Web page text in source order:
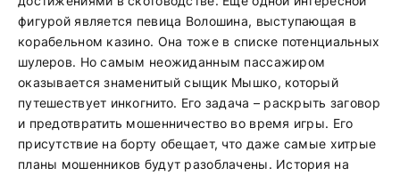
фигурой является певица Волошина, выступающая в
корабельном казино. Она тоже в списке потенциальных
шулеров. Но самым неожиданным пассажиром
оказывается знаменитый сыщик Мышко, который
путешествует инкогнито. Его задача – раскрыть заговор
и предотвратить мошенничество во время игры. Его
присутствие на борту обещает, что даже самые хитрые
планы мошенников будут разоблачены. История на